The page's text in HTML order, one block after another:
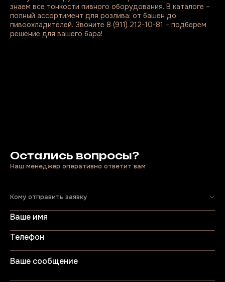
знаем все тонкости пивного оборудования. В каталоге –
полный ассортимент для розлива: от башен до
пивоохладителей. Звоните 8 (911) 212-10-81 – подберем
решение для вашего бара!
Остались вопросы?
Наш менеджер оперативно ответит вам
Кому отправить заявку